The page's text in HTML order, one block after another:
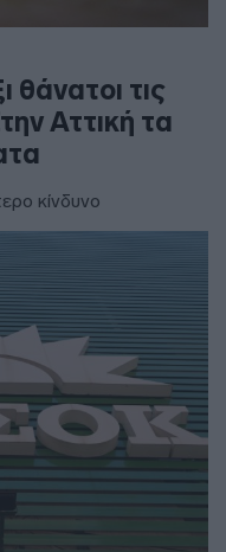
θάνατοι τις
Αττική τα
κίνδυνο